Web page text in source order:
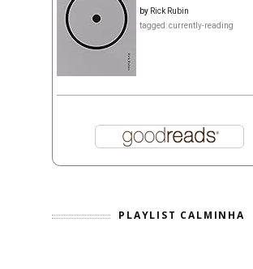
by Rick Rubin
tagged: currently-reading
PLAYLIST CALMINHA